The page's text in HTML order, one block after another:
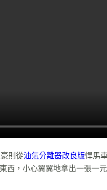
則從油氣分離器改良版悍馬
西，小心翼翼地拿出一張一